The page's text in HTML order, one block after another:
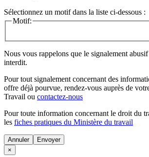
Sélectionnez un motif dans la liste ci-dessous :
Motif:
Nous vous rappelons que le signalement
interdit.
Pour tout signalement concernant des
offre déjà pourvue, rendez-vous auprès de
Travail ou contactez-nous
Pour toute information concernant le droit du
les fiches pratiques du Ministère du travail
Annuler
×